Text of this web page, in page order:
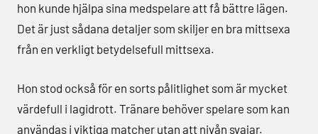
hon kunde hjälpa sina medspelare att få bättre lägen.
Det är just sådana detaljer som skiljer en bra mittsexa
från en verkligt betydelsefull mittsexa.
Hon stod också för en sorts pålitlighet som är mycket
värdefull i lagidrott. Tränare behöver spelare som kan
användas i viktiga matcher utan att nivån svajar.